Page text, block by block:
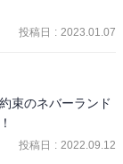
の掛け算で面白
てしょうがない。
投稿日 : 2023.01.07
束のネバーランド
投稿日 : 2022.09.12